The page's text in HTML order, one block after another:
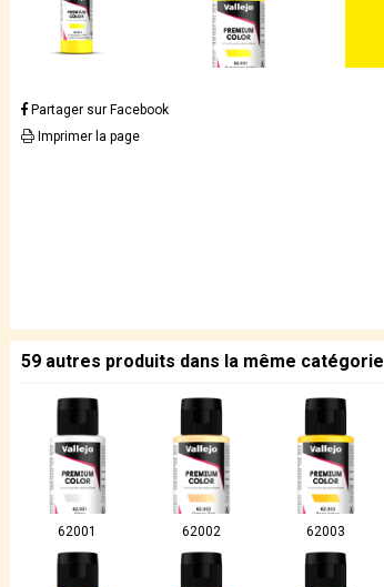
Partager sur Facebook
Imprimer la page
59 autres produits dans la même catégorie
62001 62002 62003